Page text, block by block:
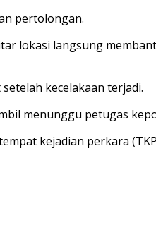
pertolongan.
lokasi langsung
kecelakaan terjadi.
menunggu petugas
kejadian perkara